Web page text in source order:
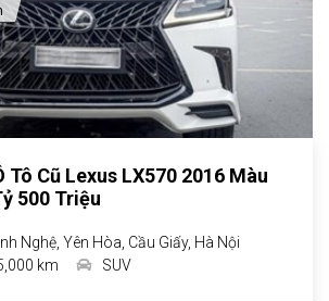
Tô Cũ Lexus LX570 2016 Màu
500 Triệu
Nghệ, Yên Hòa, Cầu Giấy, Hà Nội
km SUV